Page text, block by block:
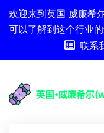
欢迎来到英国·威廉希
可以了解到这个行业
联系